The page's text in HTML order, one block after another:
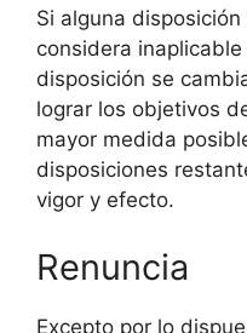
Si alguna
considera
disposición se
lograr los objetivos
mayor medida
disposiciones
vigor y efecto.
Renuncia
Excepto por lo